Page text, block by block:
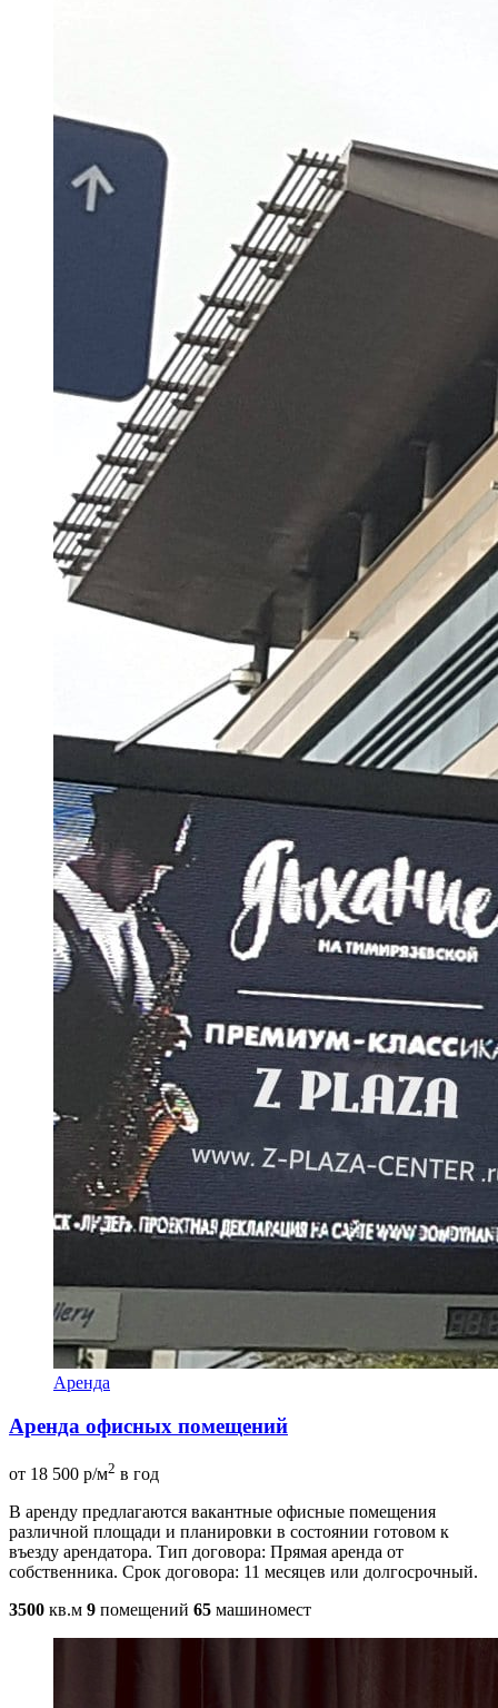
Аренда
Аренда офисных помещений
от 18 500 р/м2 в год
В аренду предлагаются вакантные офисные помещения
различной площади и планировки в состоянии готовом к
въезду арендатора. Тип договора: Прямая аренда от
собственника. Срок договора: 11 месяцев или долгосрочный.
3500 кв.м 9 помещений 65 машиномест